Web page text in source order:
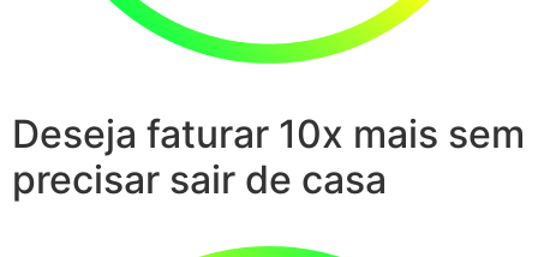
Deseja faturar 10x mais sem
precisar sair de casa